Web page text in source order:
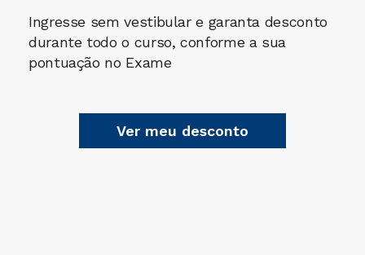
Ingresse sem vestibular e garanta desconto
durante todo o curso, conforme a sua
pontuação no Exame
Ver meu desconto